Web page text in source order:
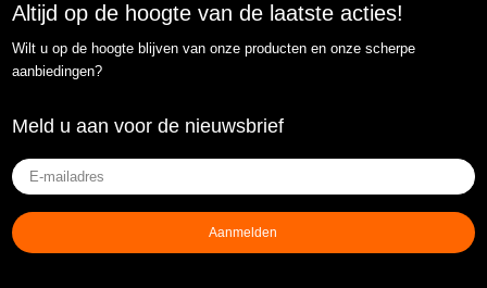
Altijd op de hoogte van de laatste acties!
Wilt u op de hoogte blijven van onze producten en onze scherpe
aanbiedingen?
Meld u aan voor de nieuwsbrief
E-
mailadres(Vereist)
Aanmelden